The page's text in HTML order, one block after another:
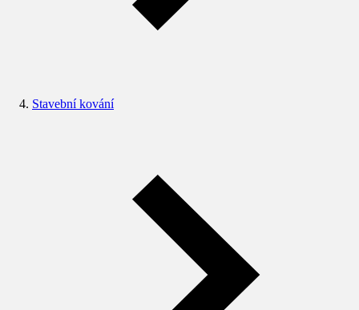
Stavební kování